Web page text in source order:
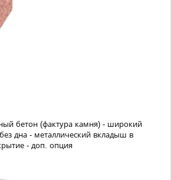
бетон (фактура камня) - широкий
дна - металлический вкладыш в
- доп. опция